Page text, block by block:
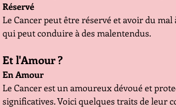
Réservé
Le Cancer peut être réservé et avoir du
qui peut conduire à des malentendus.
Et l'Amour ?
En Amour
Le Cancer est un amoureux dévoué et
significatives. Voici quelques traits de leur